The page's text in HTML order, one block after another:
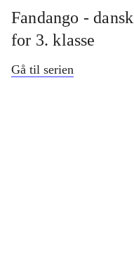
Fandango - dansk
for 3. klasse
Gå til serien